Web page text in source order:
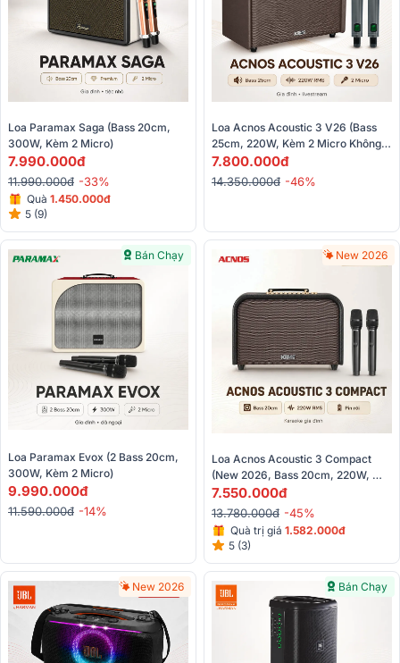
Loa Paramax Saga (Bass 20cm,
300W, Kèm 2 Micro)
7.990.000đ
11.990.000đ -33%
Quà 1.450.000đ
5 (9)
Loa Acnos Acoustic 3 V26 (Bass
25cm, 220W, Kèm 2 Micro Không
Dây)
7.800.000đ
14.350.000đ -46%
Bán Chạy
Loa Paramax Evox (2 Bass 20cm,
300W, Kèm 2 Micro)
9.990.000đ
11.590.000đ -14%
New 2026
Loa Acnos Acoustic 3 Compact
(New 2026, Bass 20cm, 220W,
Quai Xách, Pin Rời, Kèm 2 Micro)
7.550.000đ
13.780.000đ -45%
Quà trị giá 1.582.000đ
5 (3)
New 2026 Bán Chạy